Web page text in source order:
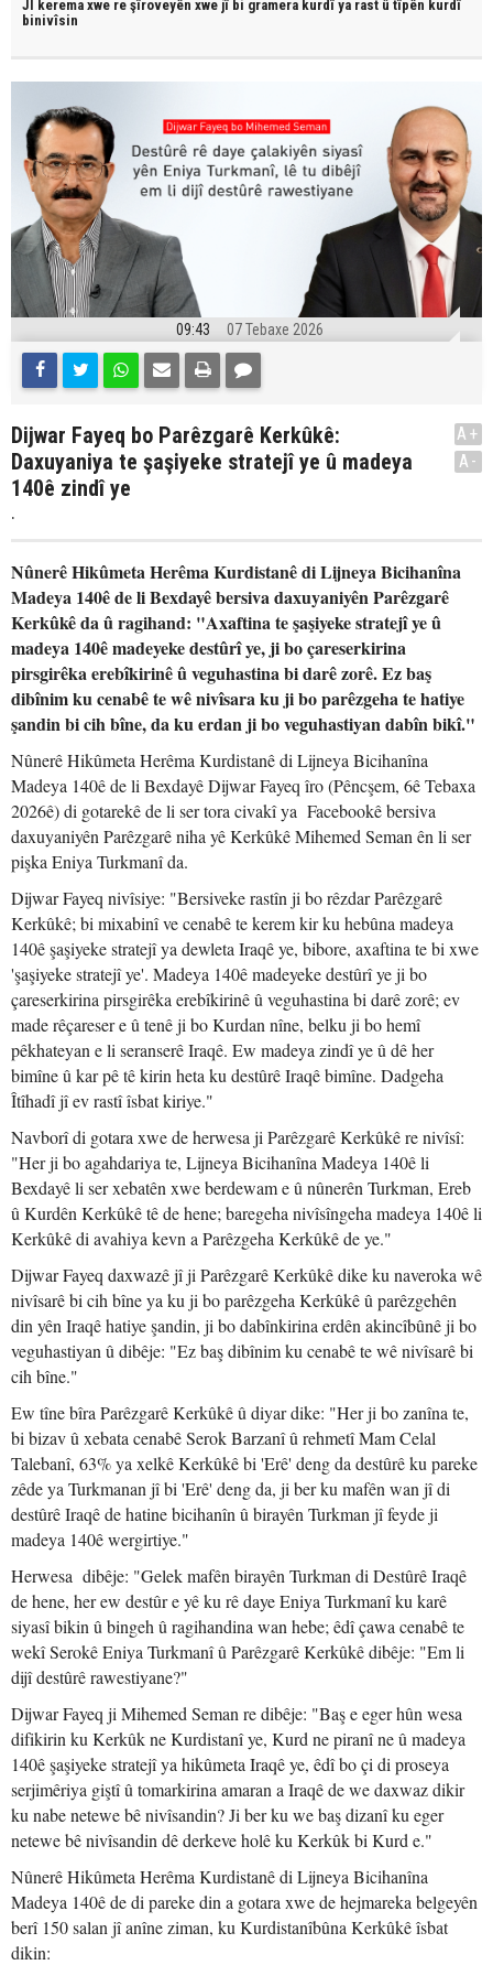
JI kerema xwe re şîroveyên xwe jî bi gramera kurdî ya rast û tîpên kurdî
binivîsin
09:43 07 Tebaxe 2026
Dijwar Fayeq bo Parêzgarê Kerkûkê:
Daxuyaniya te şaşiyeke stratejî ye û madeya
140ê zindî ye
.
A+
A-
Nûnerê Hikûmeta Herêma Kurdistanê di Lijneya Bicihanîna
Madeya 140ê de li Bexdayê bersiva daxuyaniyên Parêzgarê
Kerkûkê da û ragihand: "Axaftina te şaşiyeke stratejî ye û
madeya 140ê madeyeke destûrî ye, ji bo çareserkirina
pirsgirêka erebîkirinê û veguhastina bi darê zorê. Ez baş
dibînim ku cenabê te wê nivîsara ku ji bo parêzgeha te hatiye
şandin bi cih bîne, da ku erdan ji bo veguhastiyan dabîn bikî."
Nûnerê Hikûmeta Herêma Kurdistanê di Lijneya Bicihanîna
Madeya 140ê de li Bexdayê Dijwar Fayeq îro (Pêncşem, 6ê Tebaxa
2026ê) di gotarekê de li ser tora civakî ya Facebookê bersiva
daxuyaniyên Parêzgarê niha yê Kerkûkê Mihemed Seman ên li ser
pişka Eniya Turkmanî da.
Dijwar Fayeq nivîsiye: "Bersiveke rastîn ji bo rêzdar Parêzgarê
Kerkûkê; bi mixabinî ve cenabê te kerem kir ku hebûna madeya
140ê şaşiyeke stratejî ya dewleta Iraqê ye, bibore, axaftina te bi xwe
'şaşiyeke stratejî ye'. Madeya 140ê madeyeke destûrî ye ji bo
çareserkirina pirsgirêka erebîkirinê û veguhastina bi darê zorê; ev
made rêçareser e û tenê ji bo Kurdan nîne, belku ji bo hemî
pêkhateyan e li seranserê Iraqê. Ew madeya zindî ye û dê her
bimîne û kar pê tê kirin heta ku destûrê Iraqê bimîne. Dadgeha
Îtîhadî jî ev rastî îsbat kiriye."
Navborî di gotara xwe de herwesa ji Parêzgarê Kerkûkê re nivîsî:
"Her ji bo agahdariya te, Lijneya Bicihanîna Madeya 140ê li
Bexdayê li ser xebatên xwe berdewam e û nûnerên Turkman, Ereb
û Kurdên Kerkûkê tê de hene; baregeha nivîsîngeha madeya 140ê li
Kerkûkê di avahiya kevn a Parêzgeha Kerkûkê de ye."
Dijwar Fayeq daxwazê jî ji Parêzgarê Kerkûkê dike ku naveroka wê
nivîsarê bi cih bîne ya ku ji bo parêzgeha Kerkûkê û parêzgehên
din yên Iraqê hatiye şandin, ji bo dabînkirina erdên akincîbûnê ji bo
veguhastiyan û dibêje: "Ez baş dibînim ku cenabê te wê nivîsarê bi
cih bîne."
Ew tîne bîra Parêzgarê Kerkûkê û diyar dike: "Her ji bo zanîna te,
bi bizav û xebata cenabê Serok Barzanî û rehmetî Mam Celal
Talebanî, 63% ya xelkê Kerkûkê bi 'Erê' deng da destûrê ku pareke
zêde ya Turkmanan jî bi 'Erê' deng da, ji ber ku mafên wan jî di
destûrê Iraqê de hatine bicihanîn û birayên Turkman jî feyde ji
madeya 140ê wergirtiye."
Herwesa dibêje: "Gelek mafên birayên Turkman di Destûrê Iraqê
de hene, her ew destûr e yê ku rê daye Eniya Turkmanî ku karê
siyasî bikin û bingeh û ragihandina wan hebe; êdî çawa cenabê te
wekî Serokê Eniya Turkmanî û Parêzgarê Kerkûkê dibêje: "Em li
dijî destûrê rawestiyane?"
Dijwar Fayeq ji Mihemed Seman re dibêje: "Baş e eger hûn wesa
difikirin ku Kerkûk ne Kurdistanî ye, Kurd ne piranî ne û madeya
140ê şaşiyeke stratejî ya hikûmeta Iraqê ye, êdî bo çi di proseya
serjimêriya giştî û tomarkirina amaran a Iraqê de we daxwaz dikir
ku nabe netewe bê nivîsandin? Ji ber ku we baş dizanî ku eger
netewe bê nivîsandin dê derkeve holê ku Kerkûk bi Kurd e."
Nûnerê Hikûmeta Herêma Kurdistanê di Lijneya Bicihanîna
Madeya 140ê de di pareke din a gotara xwe de hejmareka belgeyên
berî 150 salan jî anîne ziman, ku Kurdistanîbûna Kerkûkê îsbat
dikin: